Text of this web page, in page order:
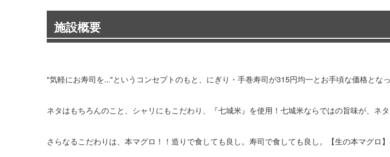
施設概要
"気軽にお寿司を..."というコンセプトのもと、にぎり・手巻寿司が315円均一とお手頃な価格とな
ネタはもちろんのこと、シャリにもこだわり、『七城米』を使用！七城米ならではの旨味が、ネ
さらなるこだわりは、本マグロ！！造りで食しても良し。寿司で食しても良し。【生の本マグロ